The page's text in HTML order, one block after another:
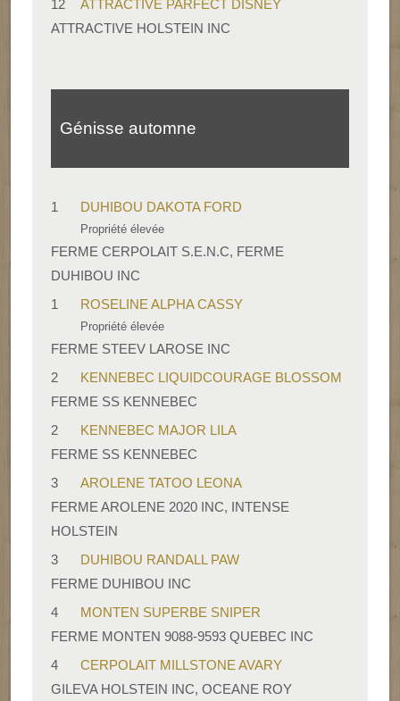
12
ATTRACTIVE PARFECT DISNEY
ATTRACTIVE HOLSTEIN INC
Génisse automne
1 DUHIBOU DAKOTA FORD
Propriété élevée
FERME CERPOLAIT S.E.N.C, FERME
DUHIBOU INC
1
ROSELINE ALPHA CASSY
Propriété élevée
FERME STEEV LAROSE INC
2
KENNEBEC LIQUIDCOURAGE BLOSSOM
FERME SS KENNEBEC
2
KENNEBEC MAJOR LILA
FERME SS KENNEBEC
3
AROLENE TATOO LEONA
FERME AROLENE 2020 INC, INTENSE
HOLSTEIN
3
DUHIBOU RANDALL PAW
FERME DUHIBOU INC
4
MONTEN SUPERBE SNIPER
FERME MONTEN 9088-9593 QUEBEC INC
4
CERPOLAIT MILLSTONE AVARY
GILEVA HOLSTEIN INC, OCEANE ROY